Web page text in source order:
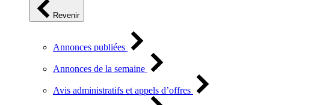
Revenir
Annonces publiées
Annonces de la semaine
Avis administratifs et appels d’offres